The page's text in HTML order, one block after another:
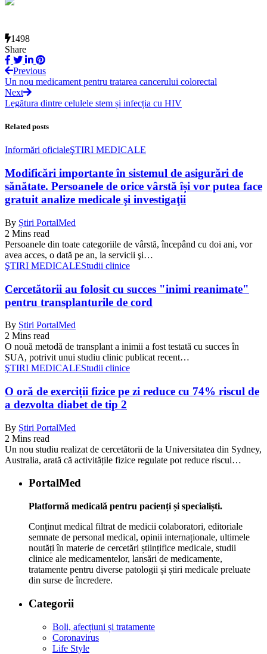
1498
Share
Previous
Un nou medicament pentru tratarea cancerului colorectal
Next
Legătura dintre celulele stem și infecția cu HIV
Related posts
Informări oficialeŞTIRI MEDICALE
Modificări importante în sistemul de asigurări de
sănătate. Persoanele de orice vârstă își vor putea face
gratuit analize medicale şi investigaţii
By Știri PortalMed
2 Mins read
Persoanele din toate categoriile de vârstă, începând cu doi ani, vor
avea acces, o dată pe an, la servicii şi…
ŞTIRI MEDICALEStudii clinice
Cercetătorii au folosit cu succes "inimi reanimate"
pentru transplanturile de cord
By Știri PortalMed
2 Mins read
O nouă metodă de transplant a inimii a fost testată cu succes în
SUA, potrivit unui studiu clinic publicat recent…
ŞTIRI MEDICALEStudii clinice
O oră de exerciții fizice pe zi reduce cu 74% riscul de
a dezvolta diabet de tip 2
By Știri PortalMed
2 Mins read
Un nou studiu realizat de cercetătorii de la Universitatea din Sydney,
Australia, arată că activitățile fizice regulate pot reduce riscul…
PortalMed
Platformă medicală pentru pacienți și specialiști.
Conținut medical filtrat de medicii colaboratori, editoriale
semnate de personal medical, opinii internaționale, ultimele
noutăți în materie de cercetări științifice medicale, studii
clinice ale medicamentelor, lansări de medicamente,
tratamente pentru diverse patologii și știri medicale preluate
din surse de încredere.
Categorii
Boli, afecțiuni și tratamente
Coronavirus
Life Style